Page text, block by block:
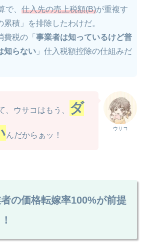
で、 仕入先の売上税額(B)が重複す
累積」を排除したわけだ。
費税の「 事業者は知っているけど普
知らない」仕入税額控除の仕組みだ
ウサコ
ウサコはもう、
ダ
んだからぁッ！
の価格転嫁率100%が前提